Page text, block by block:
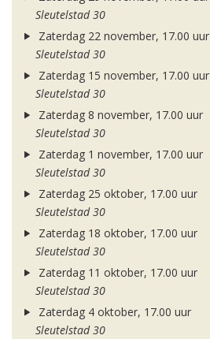
Sleutelstad 30
Zaterdag 22 november, 17.00 uur
Sleutelstad 30
Zaterdag 15 november, 17.00 uur
Sleutelstad 30
Zaterdag 8 november, 17.00 uur
Sleutelstad 30
Zaterdag 1 november, 17.00 uur
Sleutelstad 30
Zaterdag 25 oktober, 17.00 uur
Sleutelstad 30
Zaterdag 18 oktober, 17.00 uur
Sleutelstad 30
Zaterdag 11 oktober, 17.00 uur
Sleutelstad 30
Zaterdag 4 oktober, 17.00 uur
Sleutelstad 30